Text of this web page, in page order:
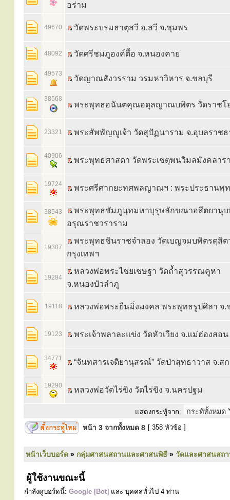
อร่าม
49670 วัดพระบรมธาตุสวี อ.สวี จ.ชุมพร
48092 วัดศรีชมภูองค์ตื้อ จ.หนองคาย
49573
วัดญาณสังวรราม วรมหาวิหาร จ.ชลบุรี
38568
พระพุทธอนันตคุณอดุลญาณบพิตร วัดราชโ
23321 พระสัพพัญญูเจ้า วัดสุปัฏนาราม จ.อุบลราช
40906 พระพุทธศาสดา วัดพระเชตุพนวิมลมังคลาร
19724 พระศรีศากยะทศพลญาณฯ : พระประธาน
38543
พระพุทธชัมภูนุทมหาบุรุษลักขณาอสีตยานุบ
อรุณราชวราราม
19307
พระพุทธชินราชจำลอง วัดเบญจมบพิตรดุสิต
กรุงเทพฯ
19284
หลวงพ่อพระไชยเชษฐา วัดถ้ำสุวรรณคูหา
จ.หนองบัวลำภู
19118 หลวงพ่อพระยืนมิ่งมงคล พระพุทธรูปศิลา จ
19123 พระเจ้าพลาละแข่ง วัดหัวเวียง จ.แม่ฮ่องสอน
34771 “จันทสารเจติยานุสรณ์” วัดป่าสุทธาวาส จ.ส
19290 หลวงพ่อวัดไร่ขิง วัดไร่ขิง จ.นครปฐม
แสดงกระทู้จาก:
หน้า 3 จากทั้งหมด 8 [ 358 หัวข้อ ]
หน้าเว็บบอร์ด » กลุ่มศาสนสถานและศาสนพิธี » วัดและศาสนสถ
ผู้ใช้งานขณะนี้
กำลังดูบอร์ดนี้: Google [Bot] และ บุคคลทั่วไป 4 ท่าน